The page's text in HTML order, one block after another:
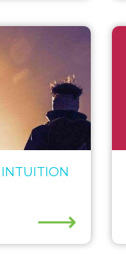
⟶